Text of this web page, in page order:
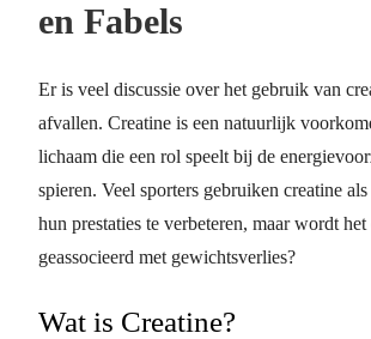
en Fabels
Er is veel discussie over het gebruik van
afvallen. Creatine is een natuurlijk
lichaam die een rol speelt bij de
spieren. Veel sporters gebruiken creatine
hun prestaties te verbeteren, maar wordt
geassocieerd met gewichtsverlies?
Wat is Creatine?